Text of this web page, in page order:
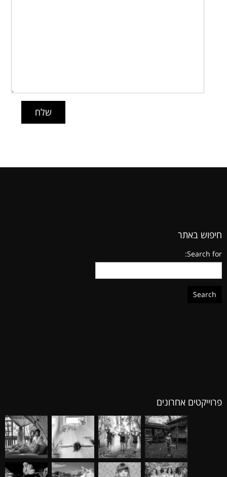
חיפוש באתר
Search for:
פרוייקטים אחרונים